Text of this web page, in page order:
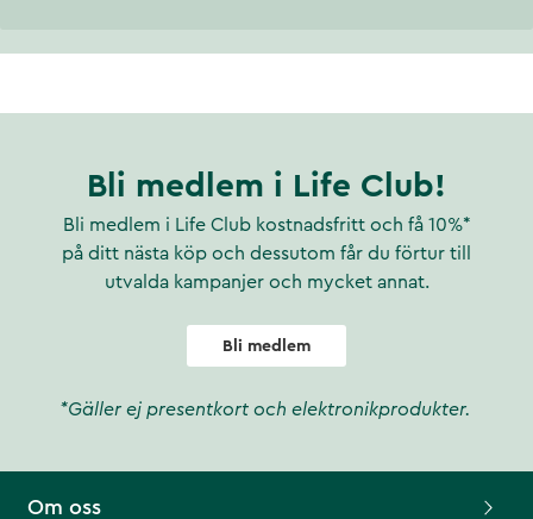
Bli medlem i Life Club!
Bli medlem i Life Club kostnadsfritt och få 10%*
på ditt nästa köp och dessutom får du förtur till
utvalda kampanjer och mycket annat.
Bli medlem
*Gäller ej presentkort och elektronikprodukter.
Om oss